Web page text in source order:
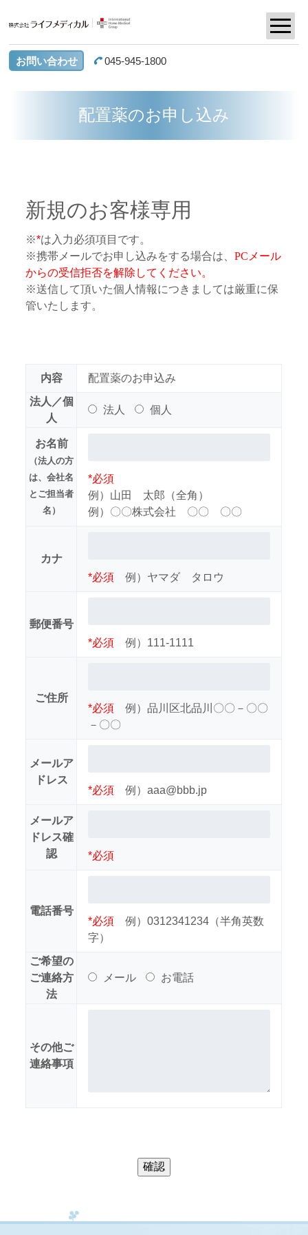
お問い合わせ 045-945-1800
配置薬のお申し込み
新規のお客様専用
※*は入力必須項目です。
※携帯メールでお申し込みをする場合は、PCメール
からの受信拒否を解除してください。
※送信して頂いた個人情報につきましては厳重に保
管いたします。
内容
配置薬のお申込み
法人／個
人
法人 個人
お名前
（法人の方
は、会社名
とご担当者
名）
*必須
例）山田 太郎（全角）
例）〇〇株式会社 〇〇 〇〇
カナ
*必須
例）ヤマダ タロウ
郵便番号
*必須
例）111-1111
ご住所
*必須
例）品川区北品川〇〇－〇〇
－〇〇
メールア
ドレス
*必須
例）aaa@bbb.jp
メールア
ドレス確
認
*必須
電話番号
*必須例）0312341234（半角英数
字）
ご希望の
ご連絡方
法
メール お電話
その他ご
連絡事項